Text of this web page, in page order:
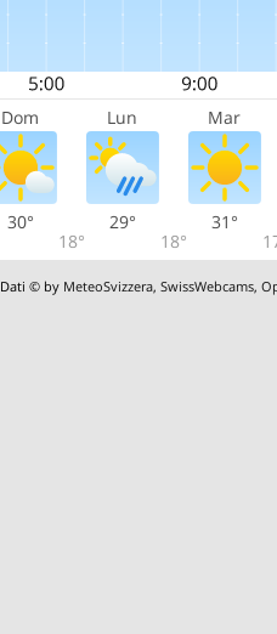
Dom Lun Mar
30°
18°
29°
18°
31°
Dati © by MeteoSvizzera,SwissWebcams,